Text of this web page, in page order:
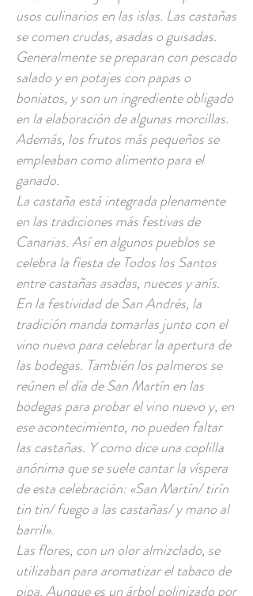
usos culinarios en las islas. Las castañas
se comen crudas, asadas o guisadas.
Generalmente se preparan con pescado
salado y en potajes con papas o
boniatos, y son un ingrediente obligado
en la elaboración de algunas morcillas.
Además, los frutos más pequeños se
empleaban como alimento para el
ganado.
La castaña está integrada plenamente
en las tradiciones más festivas de
Canarias. Así en algunos pueblos se
celebra la fiesta de Todos los Santos
entre castañas asadas, nueces y anís.
En la festividad de San Andrés, la
tradición manda tomarlas junto con el
vino nuevo para celebrar la apertura de
las bodegas. También los palmeros se
reúnen el día de San Martín en las
bodegas para probar el vino nuevo y, en
ese acontecimiento, no pueden faltar
las castañas. Y como dice una coplilla
anónima que se suele cantar la víspera
de esta celebración: «San Martín/ tirín
tin tin/ fuego a las castañas/ y mano al
barril».
Las flores, con un olor almizclado, se
utilizaban para aromatizar el tabaco de
pipa. Aunque es un árbol polinizado por